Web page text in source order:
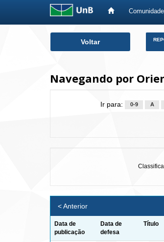
Voltar
Navegando por
Ir para: 0-9 A
< Anterior
Data de
publicação
Data de
defesa
Título